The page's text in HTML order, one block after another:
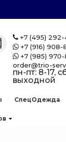
СпецОдежда
+7 (495)
+7 (916) 908-
+7 (985) 970-
order@trio-
пн-пт: 8-17,
выходной